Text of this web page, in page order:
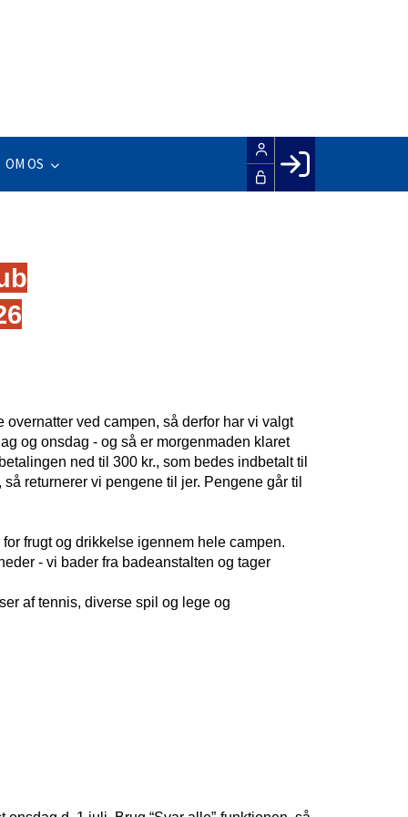
OM OS
ved campen, så derfor har vi valgt
og onsdag - og så er morgenmaden klaret
ned til 300 kr., som bedes indbetalt til
returnerer vi pengene til jer. Pengene går til
frugt og drikkelse igennem hele campen.
- vi bader fra badeanstalten og tager
af tennis, diverse spil og lege og